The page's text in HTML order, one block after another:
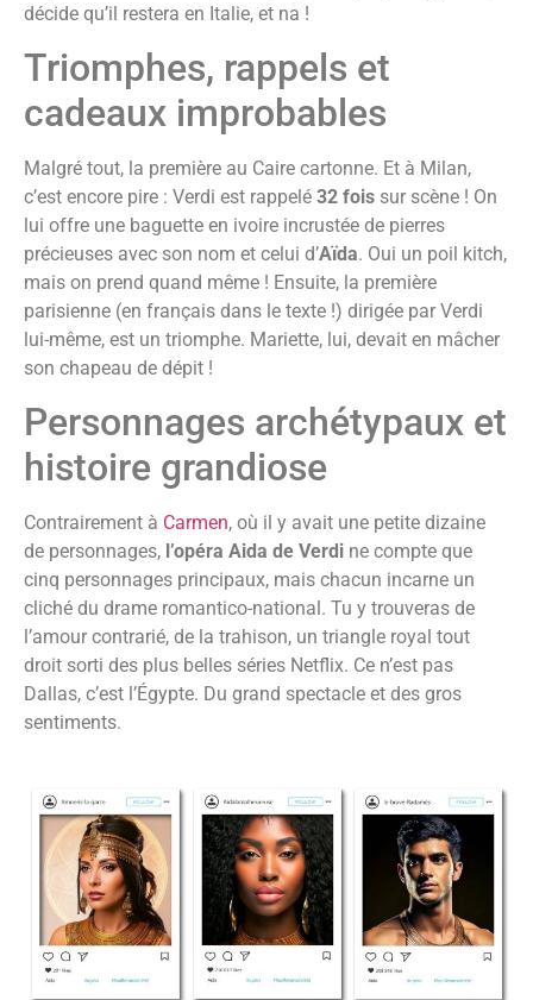
décide qu’il restera en Italie, et na !
Triomphes, rappels et
cadeaux improbables
Malgré tout, la première au Caire cartonne. Et à Milan,
c’est encore pire : Verdi est rappelé 32 fois sur scène ! On
lui offre une baguette en ivoire incrustée de pierres
précieuses avec son nom et celui d’Aïda. Oui un poil kitch,
mais on prend quand même ! Ensuite, la première
parisienne (en français dans le texte !) dirigée par Verdi
lui-même, est un triomphe. Mariette, lui, devait en mâcher
son chapeau de dépit !
Personnages archétypaux et
histoire grandiose
Contrairement à Carmen, où il y avait une petite dizaine
de personnages, l’opéra Aida de Verdi ne compte que
cinq personnages principaux, mais chacun incarne un
cliché du drame romantico-national. Tu y trouveras de
l’amour contrarié, de la trahison, un triangle royal tout
droit sorti des plus belles séries Netflix. Ce n’est pas
Dallas, c’est l’Égypte. Du grand spectacle et des gros
sentiments.